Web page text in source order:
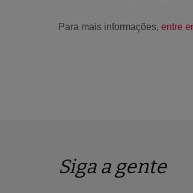
Para mais informações, entre
Siga a gente